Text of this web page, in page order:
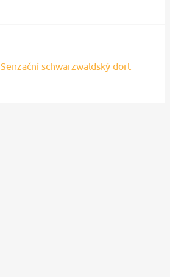
Senzační schwarzwaldský dort